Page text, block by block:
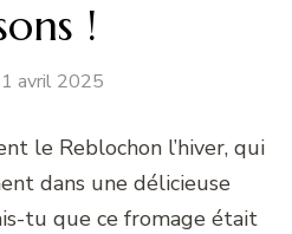
!
avril 2025
le Reblochon l’hiver, qui
dans une délicieuse
tu que ce fromage était